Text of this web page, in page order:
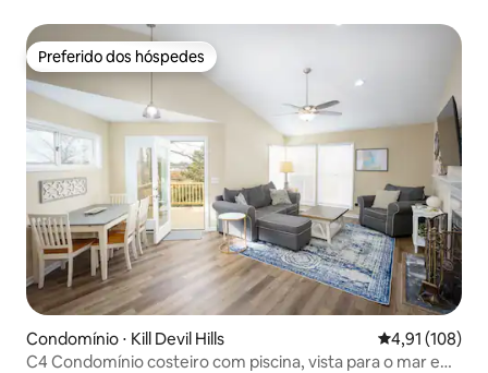
Preferido dos hóspedes
Preferido dos hóspedes
Condomínio ⋅ Kill Devil Hills 4,91 de uma
4,91 (108)
C4 Condomínio costeiro com piscina, vista para o mar e